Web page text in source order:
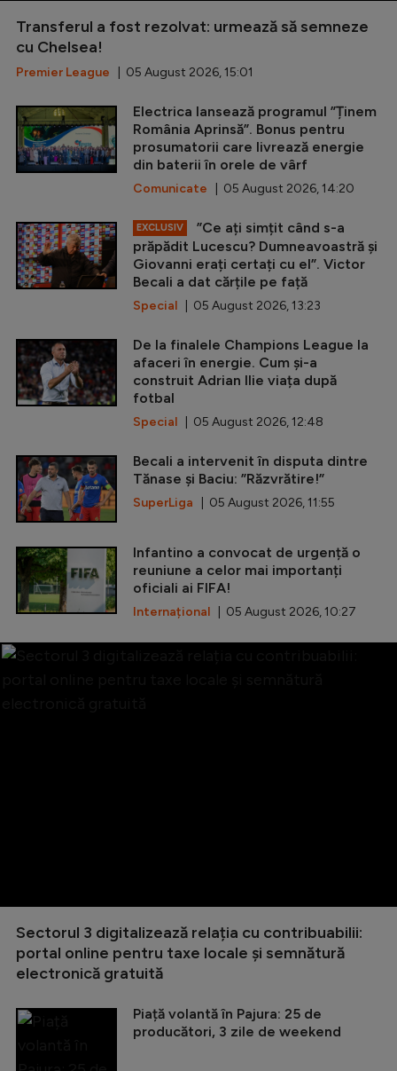
Transferul a fost rezolvat: urmează să semneze
cu Chelsea!
Premier League | 05 August 2026, 15:01
Electrica lansează programul ”Ținem
România Aprinsă”. Bonus pentru
prosumatorii care livrează energie
din baterii în orele de vârf
Comunicate | 05 August 2026, 14:20
EXCLUSIV
”Ce ați simțit când s-a
prăpădit Lucescu? Dumneavoastră și
Giovanni erați certați cu el”. Victor
Becali a dat cărțile pe față
Special | 05 August 2026, 13:23
De la finalele Champions League la
afaceri în energie. Cum și-a
construit Adrian Ilie viața după
fotbal
Special | 05 August 2026, 12:48
Becali a intervenit în disputa dintre
Tănase și Baciu: ”Răzvrătire!”
SuperLiga | 05 August 2026, 11:55
Infantino a convocat de urgență o
reuniune a celor mai importanți
oficiali ai FIFA!
Internațional | 05 August 2026, 10:27
Sectorul 3 digitalizează relația cu contribuabilii:
portal online pentru taxe locale și semnătură
electronică gratuită
Piață volantă în Pajura: 25 de
producători, 3 zile de weekend